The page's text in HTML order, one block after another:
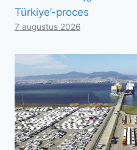
Türkiye’-proces
7 augustus 2026